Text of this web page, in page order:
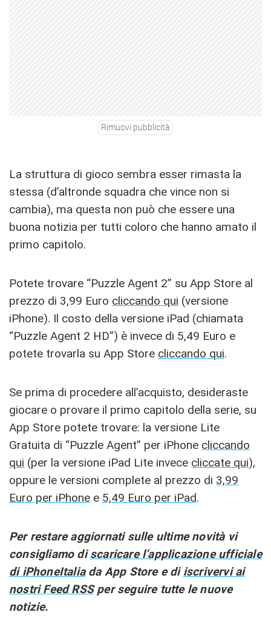
Rimuovi pubblicità
La struttura di gioco sembra esser rimasta la
stessa (d’altronde squadra che vince non si
cambia), ma questa non può che essere una
buona notizia per tutti coloro che hanno amato il
primo capitolo.
Potete trovare “Puzzle Agent 2” su App Store al
prezzo di 3,99 Euro cliccando qui (versione
iPhone). Il costo della versione iPad (chiamata
“Puzzle Agent 2 HD”) è invece di 5,49 Euro e
potete trovarla su App Store cliccando qui.
Se prima di procedere all’acquisto, desideraste
giocare o provare il primo capitolo della serie, su
App Store potete trovare: la versione Lite
Gratuita di “Puzzle Agent” per iPhone cliccando
qui (per la versione iPad Lite invece cliccate qui),
oppure le versioni complete al prezzo di 3,99
Euro per iPhone e 5,49 Euro per iPad.
Per restare aggiornati sulle ultime novità vi
consigliamo discaricare l’applicazione ufficiale
di iPhoneItaliada App Store e di iscrivervi ai
nostri Feed RSSper seguire tutte le nuove
notizie.